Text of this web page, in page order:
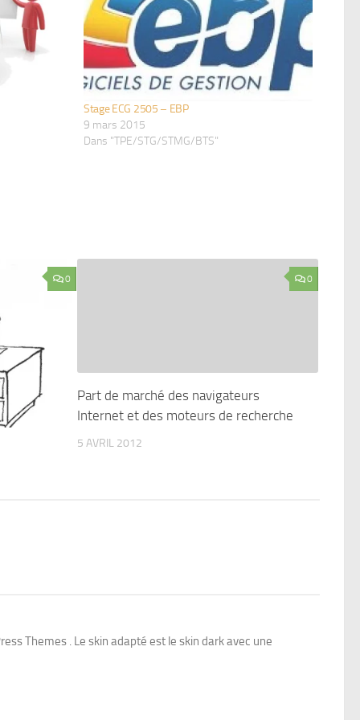
Stage ECG 2505 – EBP
9 mars 2015
Dans "TPE/STG/STMG/BTS"
0 0
Part de marché des navigateurs
Internet et des moteurs de recherche
5 AVRIL 2012
Themes . Le skin adapté est le skin dark avec une